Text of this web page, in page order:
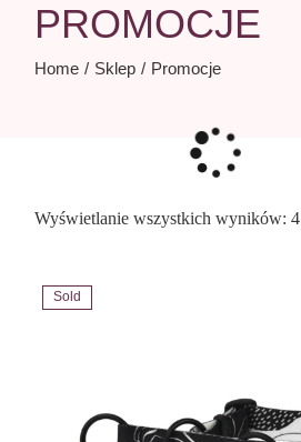
PROMOCJE
Home Sklep Promocje
Wyświetlanie wszystkich wyników: 4
Sold